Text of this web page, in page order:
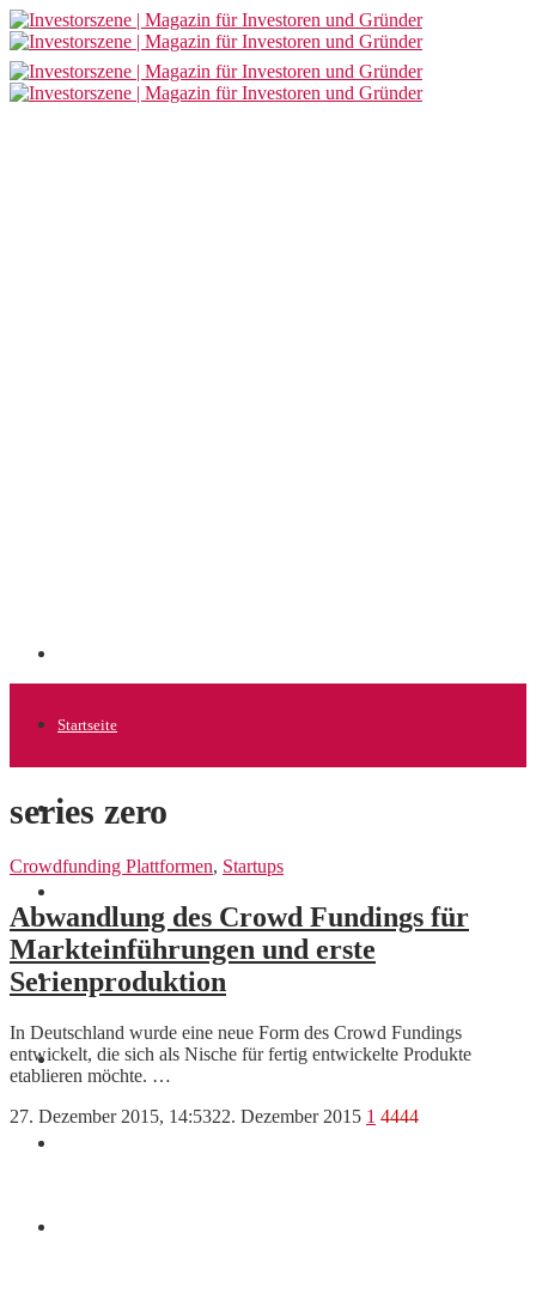
Startseite
Allgemein
News
Finanzen
series zero
Crowdfunding Plattformen, Startups
Abwandlung des Crowd Fundings für
Markteinführungen und erste
Serienproduktion
In Deutschland wurde eine neue Form des Crowd Fundings
entwickelt, die sich als Nische für fertig entwickelte Produkte
etablieren möchte. …
27. Dezember 2015, 14:5322. Dezember 2015 1 4444